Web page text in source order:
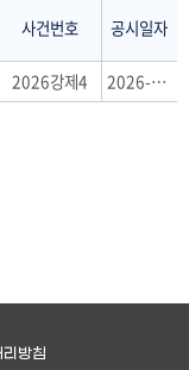
사건번호 공시일자
2026강제4 2026-07-31
방침